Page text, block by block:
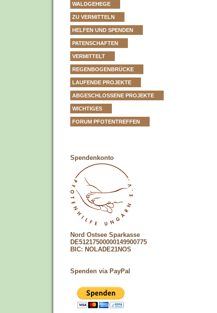
WALDGEHEGE
ZU VERMITTELN
HELFEN UND SPENDEN
PATENSCHAFTEN
VERMITTELT
REGENBOGENBRÜCKE
LAUFENDE PROJEKTE
ABGESCHLOSSENE PROJEKTE
WICHTIGES
FORUM PFOTENTREFFEN
Spendenkonto
Nord Ostsee Sparkasse
DE51217500000149900775
BIC: NOLADE21NOS
Spenden via PayPal